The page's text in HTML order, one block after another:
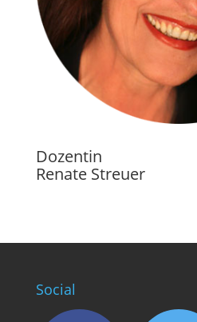
Dozentin
Renate Streuer
Social